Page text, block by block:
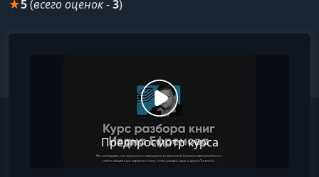
★5(всего оценок-3)
Предпросмотр курса